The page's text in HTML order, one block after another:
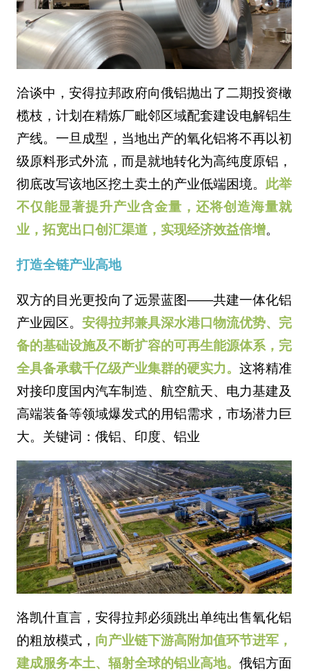
洽谈中，安得拉邦政府向俄铝抛出了二期投资橄
榄枝，计划在精炼厂毗邻区域配套建设电解铝生
产线。一旦成型，当地出产的氧化铝将不再以初
级原料形式外流，而是就地转化为高纯度原铝，
彻底改写该地区挖土卖土的产业低端困境。 此举
不仅能显著提升产业含金量，还将创造海量就
业，拓宽出口创汇渠道，实现经济效益倍增。
打造全链产业高地
双方的目光更投向了远景蓝图——共建一体化铝
产业园区。 安得拉邦兼具深水港口物流优势、完
备的基础设施及不断扩容的可再生能源体系，完
全具备承载千亿级产业集群的硬实力。 这将精准
对接印度国内汽车制造、航空航天、电力基建及
高端装备等领域爆发式的用铝需求，市场潜力巨
大。关键词：俄铝、印度、铝业
洛凯什直言，安得拉邦必须跳出单纯出售氧化铝
的粗放模式， 向产业链下游高附加值环节进军，
建成服务本土、辐射全球的铝业高地。 俄铝方面